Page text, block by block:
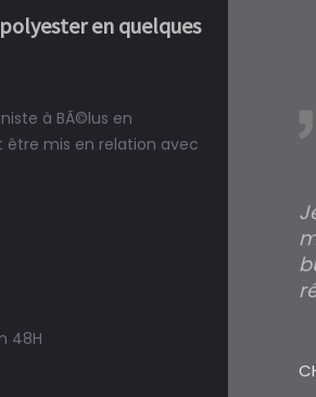
en quelques
à BÃ©lus en
mis en relation avec
48H
une piscine est bien